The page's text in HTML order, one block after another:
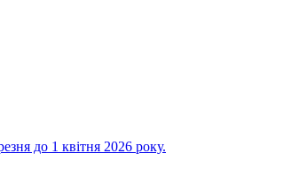
до 1 квітня 2026 року.